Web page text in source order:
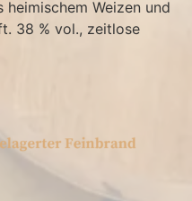
Weizen und
38 % vol., zeitlose